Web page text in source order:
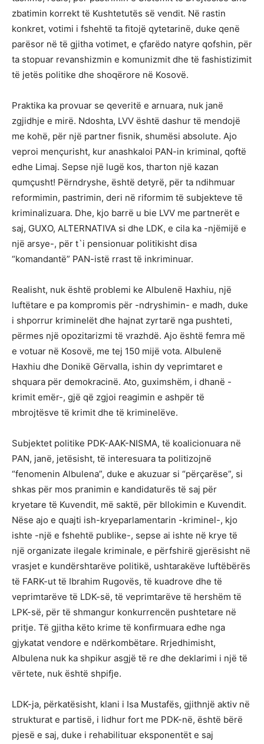
zbatimin korrekt të Kushtetutës së vendit. Në rastin
konkret, votimi i fshehtë ta fitojë qytetarinë, duke qenë
parësor në të gjitha votimet, e çfarëdo natyre qofshin, për
ta stopuar revanshizmin e komunizmit dhe të fashistizimit
të jetës politike dhe shoqërore në Kosovë.
Praktika ka provuar se qeveritë e arnuara, nuk janë
zgjidhje e mirë. Ndoshta, LVV është dashur të mendojë
me kohë, për një partner fisnik, shumësi absolute. Ajo
veproi mençurisht, kur anashkaloi PAN-in kriminal, qoftë
edhe Limaj. Sepse një lugë kos, tharton një kazan
qumçusht! Përndryshe, është detyrë, për ta ndihmuar
reformimin, pastrimin, deri në riformim të subjekteve të
kriminalizuara. Dhe, kjo barrë u bie LVV me partnerët e
saj, GUXO, ALTERNATIVA si dhe LDK, e cila ka -njëmijë e
një arsye-, për t`i pensionuar politikisht disa
“komandantë” PAN-istë rrast të inkriminuar.
Realisht, nuk është problemi ke Albulenë Haxhiu, një
luftëtare e pa kompromis për -ndryshimin- e madh, duke
i shporrur kriminelët dhe hajnat zyrtarë nga pushteti,
përmes një opozitarizmi të vrazhdë. Ajo është femra më
e votuar në Kosovë, me tej 150 mijë vota. Albulenë
Haxhiu dhe Donikë Gërvalla, ishin dy veprimtaret e
shquara për demokracinë. Ato, guximshëm, i dhanë -
krimit emër-, gjë që zgjoi reagimin e ashpër të
mbrojtësve të krimit dhe të kriminelëve.
Subjektet politike PDK-AAK-NISMA, të koalicionuara në
PAN, janë, jetësisht, të interesuara ta politizojnë
“fenomenin Albulena”, duke e akuzuar si “përçarëse”, si
shkas për mos pranimin e kandidaturës të saj për
kryetare të Kuvendit, më saktë, për bllokimin e Kuvendit.
Nëse ajo e quajti ish-kryeparlamentarin -kriminel-, kjo
ishte -një e fshehtë publike-, sepse ai ishte në krye të
një organizate ilegale kriminale, e përfshirë gjerësisht në
vrasjet e kundërshtarëve politikë, ushtarakëve luftëbërës
të FARK-ut të Ibrahim Rugovës, të kuadrove dhe të
veprimtarëve të LDK-së, të veprimtarëve të hershëm të
LPK-së, për të shmangur konkurrencën pushtetare në
pritje. Të gjitha këto krime të konfirmuara edhe nga
gjykatat vendore e ndërkombëtare. Rrjedhimisht,
Albulena nuk ka shpikur asgjë të re dhe deklarimi i një të
vërtete, nuk është shpifje.
LDK-ja, përkatësisht, klani i Isa Mustafës, gjithnjë aktiv në
strukturat e partisë, i lidhur fort me PDK-në, është bërë
pjesë e saj, duke i rehabilituar eksponentët e saj